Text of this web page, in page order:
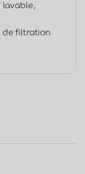
lavable,
de filtration